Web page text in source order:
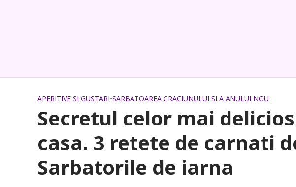
APERITIVE SI GUSTARI•SARBATOAREA CRACIUNULUI SI A ANULUI NOU
Secretul celor mai
casa. 3 retete de carnati
Sarbatorile de iarna